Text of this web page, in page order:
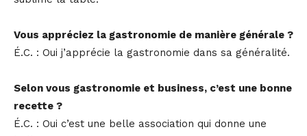
Vous appréciez la gastronomie de manière générale ?
É.C. : Oui j’apprécie la gastronomie dans sa généralité.
Selon vous gastronomie et business, c’est une bonne
recette ?
É.C. : Oui c’est une belle association qui donne une